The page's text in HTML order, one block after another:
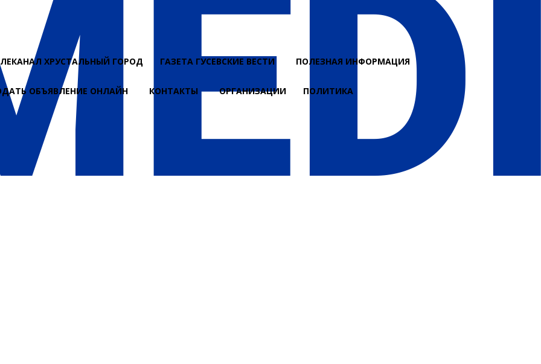
ХРУСТАЛЬНЫЙ ГОРОД ГАЗЕТА ГУСЕВСКИЕ ВЕСТИ ПОЛЕЗНАЯ ИНФОРМАЦИЯ
ОБЪЯВЛЕНИЕ ОНЛАЙН КОНТАКТЫ ОРГАНИЗАЦИИ ПОЛИТИКА